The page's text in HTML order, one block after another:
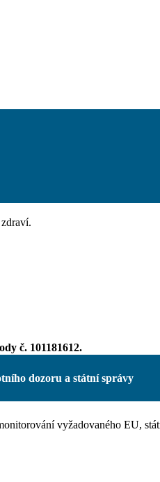
č. 101181612.
dozoru a státní správy
vyžadovaného EU,